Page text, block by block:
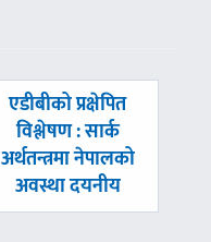
अघिल्लाे
एडीबीको प्रक्षेपित
विश्लेषण : सार्क
अर्थतन्त्रमा नेपालको
अवस्था दयनीय